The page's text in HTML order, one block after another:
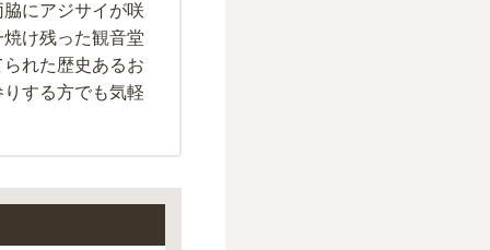
にアジサイが咲
け残った観音堂
れた歴史あるお
する方でも気軽